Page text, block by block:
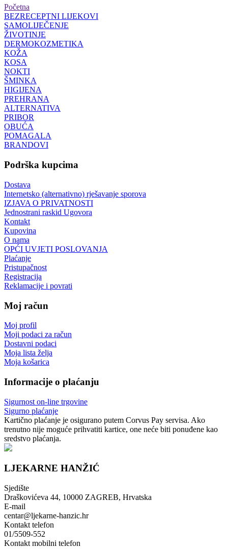
Početna
BEZRECEPTNI LIJEKOVI
SAMOLIJEČENJE
ŽIVOTINJE
DERMOKOZMETIKA
KOŽA
KOSA
NOKTI
ŠMINKA
HIGIJENA
PREHRANA
ALTERNATIVA
PRIBOR
OBUĆA
POMAGALA
BRANDOVI
Podrška kupcima
Dostava
Internetsko (alternativno) rješavanje sporova
IZJAVA O PRIVATNOSTI
Jednostrani raskid Ugovora
Kontakt
Kupovina
O nama
OPĆI UVJETI POSLOVANJA
Plaćanje
Pristupačnost
Registracija
Reklamacije i povrati
Moj račun
Moj profil
Moji podaci za račun
Dostavni podaci
Moja lista želja
Moja košarica
Informacije o plaćanju
Sigurnost on-line trgovine
Sigurno plaćanje
Kartično plaćanje je osigurano putem Corvus Pay servisa. Ako
trenutno nije moguće prihvatiti kartice, one neće biti ponuđene kao
sredstvo plaćanja.
LJEKARNE HANŽIĆ
Sjedište
Draškovićeva 44, 10000 ZAGREB, Hrvatska
E-mail
centar@ljekarne-hanzic.hr
Kontakt telefon
01/5509-552
Kontakt mobilni telefon